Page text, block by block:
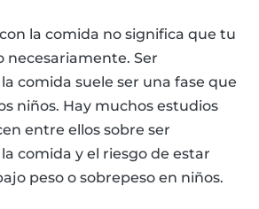
la comida no significa que tu
necesariamente. Ser
comida suele ser una fase que
niños. Hay muchos estudios
entre ellos sobre ser
comida y el riesgo de estar
peso o sobrepeso en niños.